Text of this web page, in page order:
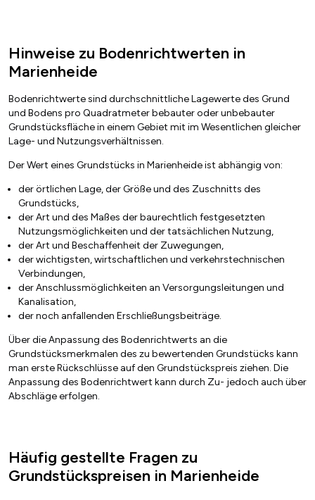
Hinweise zu Bodenrichtwerten in
Marienheide
Bodenrichtwerte sind durchschnittliche Lagewerte des Grund
und Bodens pro Quadratmeter bebauter oder unbebauter
Grundstücksfläche in einem Gebiet mit im Wesentlichen gleicher
Lage- und Nutzungsverhältnissen.
Der Wert eines Grundstücks in Marienheide ist abhängig von:
der örtlichen Lage, der Größe und des Zuschnitts des
Grundstücks,
der Art und des Maßes der baurechtlich festgesetzten
Nutzungsmöglichkeiten und der tatsächlichen Nutzung,
der Art und Beschaffenheit der Zuwegungen,
der wichtigsten, wirtschaftlichen und verkehrstechnischen
Verbindungen,
der Anschlussmöglichkeiten an Versorgungsleitungen und
Kanalisation,
der noch anfallenden Erschließungsbeiträge.
Über die Anpassung des Bodenrichtwerts an die
Grundstücksmerkmalen des zu bewertenden Grundstücks kann
man erste Rückschlüsse auf den Grundstückspreis ziehen. Die
Anpassung des Bodenrichtwert kann durch Zu- jedoch auch über
Abschläge erfolgen.
Häufig gestellte Fragen zu
Grundstückspreisen in Marienheide